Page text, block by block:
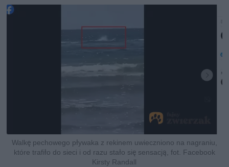
Walkę pechowego pływaka z rekinem uwieczniono na nagraniu,
które trafiło do sieci i od razu stało się sensacją, fot. Facebook
Kirsty Randall